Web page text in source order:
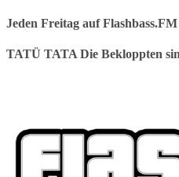
Jeden Freitag auf Flashbass.FM
TATÜ TATA Die Bekloppten